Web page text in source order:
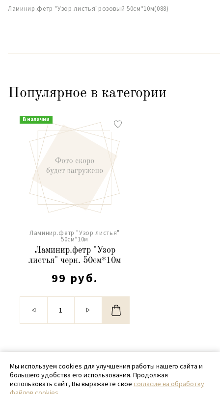
Ламинир.фетр "Узор листья"розовый 50см*10м(088)
Популярное в категории
В наличии
Ламинир.фетр "Узор листья"
50см*10м
Ламинир.фетр "Узор
листья" черн. 50см*10м
99 руб.
© 2020 - 2026 SamPack
+ 7 (918) 699-97-87
Мы используем cookies для улучшения работы нашего сайта и
большего удобства его использования. Продолжая
использовать сайт, Вы выражаете своё согласие на обработку